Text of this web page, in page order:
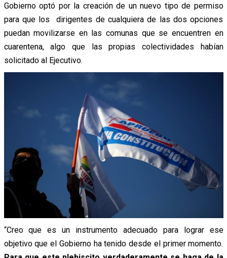
Gobierno optó por la creación de un nuevo tipo de permiso
para que los dirigentes de cualquiera de las dos opciones
puedan movilizarse en las comunas que se encuentren en
cuarentena, algo que las propias colectividades habían
solicitado al Ejecutivo.
“Creo que es un instrumento adecuado para lograr ese
objetivo que el Gobierno ha tenido desde el primer momento.